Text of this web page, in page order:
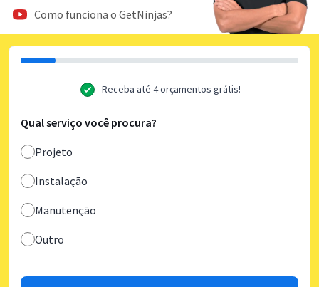
Como funciona o GetNinjas?
Receba até 4 orçamentos grátis!
Qual serviço você procura?
Projeto
Instalação
Manutenção
Outro